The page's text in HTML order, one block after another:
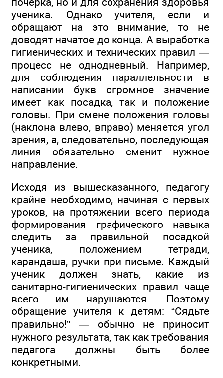
ученика. Однако учителя, если и
обращают на это внимание, то не
доводят начатое до конца. А выработка
гигиенических и технических правил —
процесс не однодневный. Например,
для соблюдения параллельности в
написании букв огромное значение
имеет как посадка, так и положение
головы. При смене положения головы
(наклона влево, вправо) меняется угол
зрения, а, следовательно, последующая
линия обязательно сменит нужное
направление.
Исходя из вышесказанного, педагогу
крайне необходимо, начиная с первых
уроков, на протяжении всего периода
формирования графического навыка
следить за правильной посадкой
ученика, положением тетради,
карандаша, ручки при письме. Каждый
ученик должен знать, какие из
санитарно-гигиенических правил чаще
всего им нарушаются. Поэтому
обращение учителя к детям: “Сядьте
правильно!” — обычно не приносит
нужного результата, так как требования
педагога должны быть более
конкретными.